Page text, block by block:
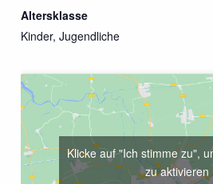
Altersklasse
Kinder, Jugendliche
Klicke auf "Ich stimme zu",
zu aktivieren